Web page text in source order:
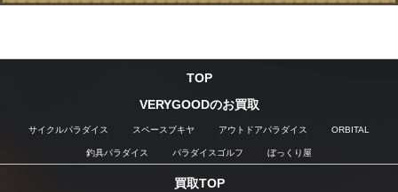
TOP
VERYGOODのお買取
サイクルパラダイス スペースブキヤ アウトドアパラダイス ORBITAL
釣具パラダイス パラダイスゴルフ ぼっくり屋
買取TOP